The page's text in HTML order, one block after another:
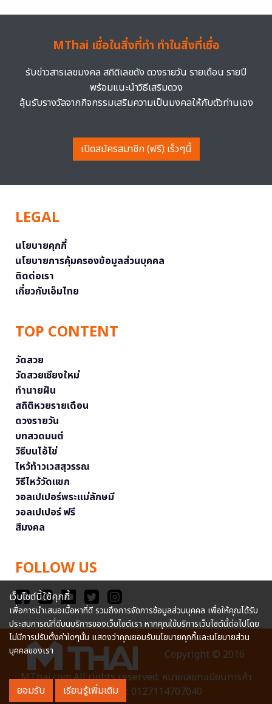
MThai เชื่อในสิ่งที่ทำ ทำในสิ่งที่เชื่อ
รับข่าวสารเลขมงคล สถิติเลขดัง ดวงรายวัน รายเดือน รายปี
พร้อมแนะนำวิธีเสริมดวง
ลุ้นรับรางวัลจากกิจกรรมเสริมความเป็นมงคลให้กับตัวท่านเอง
เปิดสมัครสมาชิก (ฟรี) เร็วๆนี้
LEGAL
นโยบายคุกกี้
นโยบายการคุ้มครองข้อมูลส่วนบุคคล
ติดต่อเรา
เกี่ยวกับเอ็มไทย
TOP CONTENT
วัดสวย
วัดสวยเชียงใหม่
ทำนายฝัน
สถิติหวยรายเดือน
ดวงรายวัน
บทสวดมนต์
วิธีบนไอ้ไข่
ไหว้ท้าวเวสสุวรรณ
วิธีไหว้วัดแขก
วอลเปเปอร์พระแม่ลักษมี
วอลเปเปอร์ ฟรี
สีมงคล
FOLLOW US
Copyright © 2016
MThai.com All rights reserved. หมายเลขทะเบียนการค้า
อิเล็กทรอนิกส์ : 0127114707040
เว็บไซต์นี้ใช้คุกกี้
เพื่อการนำเสนอเนื้อหาที่ดี รวมถึงการจัดการข้อมูลส่วนบุคคล เพื่อให้คุณได้รับ
ประสบการณ์ที่ดีบนบริการของเว็บไซต์เรา หากคุณใช้บริการเว็บไซต์นี้ต่อไปโดย
ไม่มีการปรับตั้งค่าใดๆนั้น แสดงว่าคุณยอมรับนโยบายคุกกี้และนโยบายส่วน
บุคคลของเรา
ยอมรับ เรียนรู้เพิ่มเติม